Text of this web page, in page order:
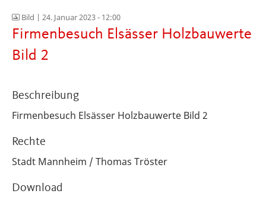
Bild | 24. Januar 2023 - 12:00
Firmenbesuch Elsässer Holzbauwerte
Bild 2
Beschreibung
Firmenbesuch Elsässer Holzbauwerte Bild 2
Rechte
Stadt Mannheim / Thomas Tröster
Download